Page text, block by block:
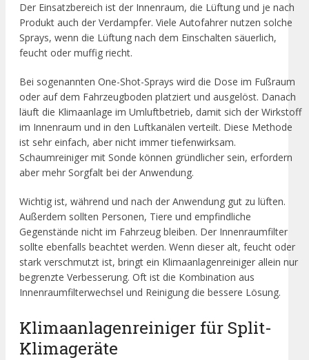
Der Einsatzbereich ist der Innenraum, die Lüftung und je nach
Produkt auch der Verdampfer. Viele Autofahrer nutzen solche
Sprays, wenn die Lüftung nach dem Einschalten säuerlich,
feucht oder muffig riecht.
Bei sogenannten One-Shot-Sprays wird die Dose im Fußraum
oder auf dem Fahrzeugboden platziert und ausgelöst. Danach
läuft die Klimaanlage im Umluftbetrieb, damit sich der Wirkstoff
im Innenraum und in den Luftkanälen verteilt. Diese Methode
ist sehr einfach, aber nicht immer tiefenwirksam.
Schaumreiniger mit Sonde können gründlicher sein, erfordern
aber mehr Sorgfalt bei der Anwendung.
Wichtig ist, während und nach der Anwendung gut zu lüften.
Außerdem sollten Personen, Tiere und empfindliche
Gegenstände nicht im Fahrzeug bleiben. Der Innenraumfilter
sollte ebenfalls beachtet werden. Wenn dieser alt, feucht oder
stark verschmutzt ist, bringt ein Klimaanlagenreiniger allein nur
begrenzte Verbesserung. Oft ist die Kombination aus
Innenraumfilterwechsel und Reinigung die bessere Lösung.
Klimaanlagenreiniger für Split-
Klimageräte